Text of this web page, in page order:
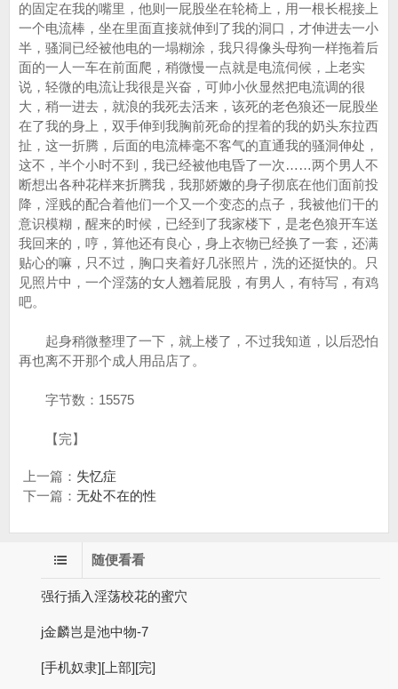
的固定在我的嘴里，他则一屁股坐在轮椅上，用一根长棍接上
一个电流棒，坐在里面直接就伸到了我的洞口，才伸进去一小
半，骚洞已经被他电的一塌糊涂，我只得像头母狗一样拖着后
面的一人一车在前面爬，稍微慢一点就是电流伺候，上老实
说，轻微的电流让我很是兴奋，可帅小伙显然把电流调的很
大，稍一进去，就浪的我死去活来，该死的老色狼还一屁股坐
在了我的身上，双手伸到我胸前死命的捏着的我的奶头东拉西
扯，这一折腾，后面的电流棒毫不客气的直通我的骚洞伸处，
这不，半个小时不到，我已经被他电昏了一次……两个男人不
断想出各种花样来折腾我，我那娇嫩的身子彻底在他们面前投
降，淫贱的配合着他们一个又一个变态的点子，我被他们干的
意识模糊，醒来的时候，已经到了我家楼下，是老色狼开车送
我回来的，哼，算他还有良心，身上衣物已经换了一套，还满
贴心的嘛，只不过，胸口夹着好几张照片，洗的还挺快的。只
见照片中，一个淫荡的女人翘着屁股，有男人，有特写，有鸡
吧。
起身稍微整理了一下，就上楼了，不过我知道，以后恐怕
再也离不开那个成人用品店了。
字节数：15575
【完】
上一篇： 失忆症
下一篇： 无处不在的性
随便看看
强行插入淫荡校花的蜜穴
j金麟岂是池中物-7
[手机奴隶][上部][完]